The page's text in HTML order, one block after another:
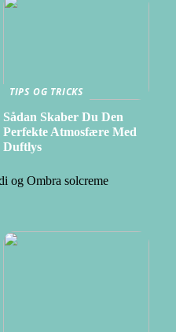
TIPS OG TRICKS
Sådan Skaber Du Den
Perfekte Atmosfære Med
Duftlys
og Ombra solcreme